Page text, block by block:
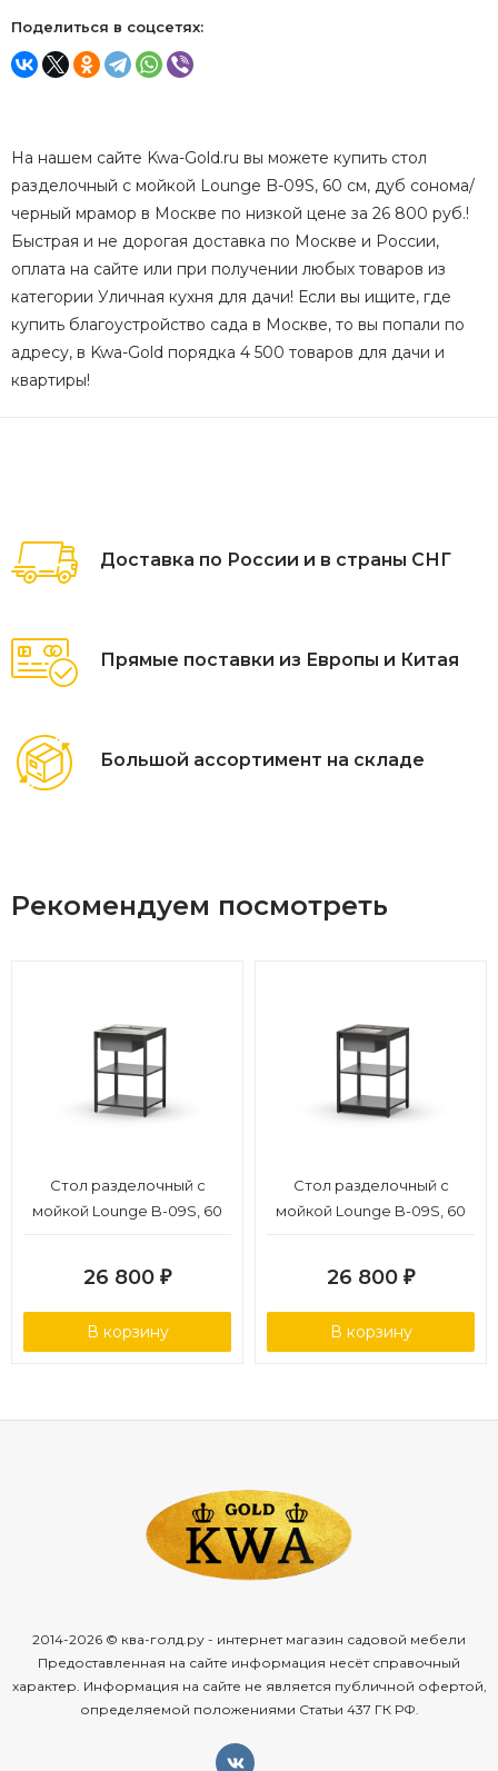
Поделиться в соцсетях:
На нашем сайте Kwa-Gold.ru вы можете купить cтол
разделочный с мойкой Lounge B-09S, 60 см, дуб сонома/
черный мрамор в Москве по низкой цене за 26 800 руб.!
Быстрая и не дорогая доставка по Москве и России,
оплата на сайте или при получении любых товаров из
категории Уличная кухня для дачи! Если вы ищите, где
купить благоустройство сада в Москве, то вы попали по
адресу, в Kwa-Gold порядка 4 500 товаров для дачи и
квартиры!
Доставка по России и в страны СНГ
Прямые поставки из Европы и Китая
Большой ассортимент на складе
Рекомендуем посмотреть
Cтол разделочный с
мойкой Lounge B-09S, 60
26 800 ₽
В корзину
Cтол разделочный с
мойкой Lounge B-09S, 60
26 800 ₽
В корзину
2014-2026 © ква-голд.ру - интернет магазин садовой мебели
Предоставленная на сайте информация несёт справочный
характер. Информация на сайте не является публичной офертой,
определяемой положениями Статьи 437 ГК РФ.